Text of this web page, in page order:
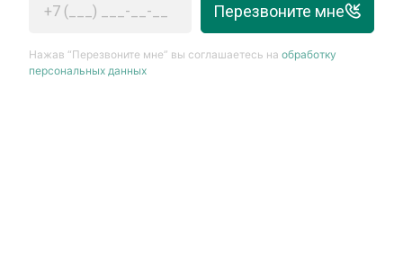
Перезвоните мне
Нажав “Перезвоните мне” вы соглашаетесь наобработку
персональных данных